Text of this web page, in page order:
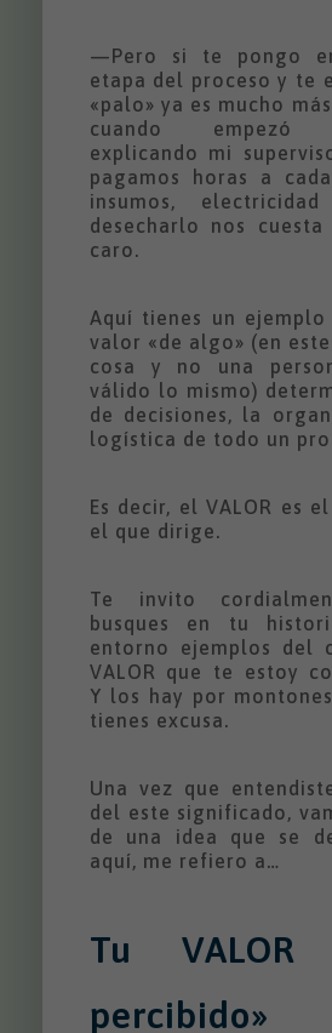
—Pero si te pongo
etapa del proceso y te
«palo» ya es mucho
cuando empezó
explicando mi
pagamos horas a
insumos,
desecharlo nos cuesta
caro.
Aquí tienes un
valor «de algo» (en
cosa y no una
válido lo mismo)
de decisiones, la
logística de todo un
Es decir, el VALOR es
el que dirige.
Te invito
busques en tu
entorno ejemplos del
VALOR que te estoy
Y los hay por
tienes excusa.
Una vez que
del este significado,
de una idea que se
aquí, me refiero a…
Tu VALOR
percibido»